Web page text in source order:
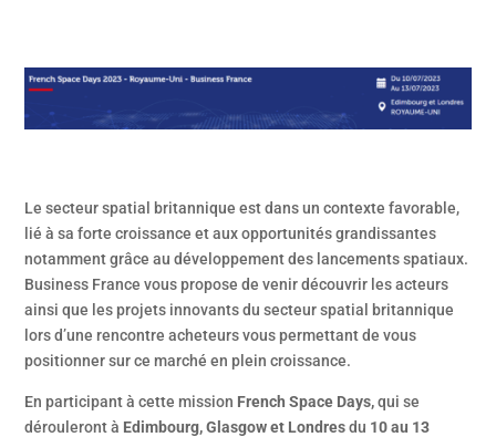
Le secteur spatial britannique est dans un contexte favorable,
lié à sa forte croissance et aux opportunités grandissantes
notamment grâce au développement des lancements spatiaux.
Business France vous propose de venir découvrir les acteurs
ainsi que les projets innovants du secteur spatial britannique
lors d’une rencontre acheteurs vous permettant de vous
positionner sur ce marché en plein croissance.
En participant à cette mission French Space Days,qui se
dérouleront à Edimbourg, Glasgow et Londresdu 10 au 13